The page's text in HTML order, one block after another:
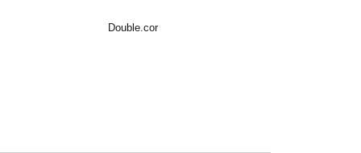
Double.cor